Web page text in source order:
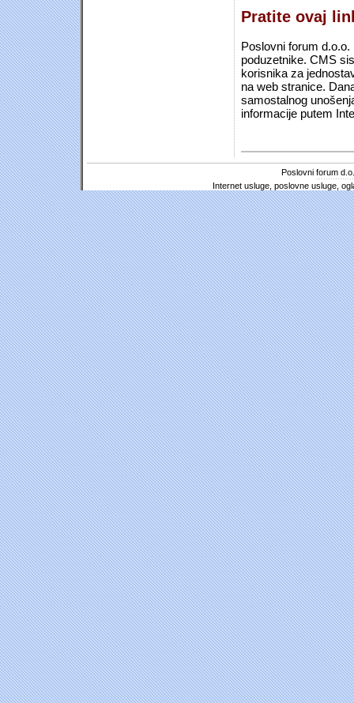
Pratite ovaj
Poslovni forum
poduzetnike. CMS
korisnika za
na web stranice.
samostalnog
informacije putem
Poslovni forum
Internet usluge, poslovne usluge,